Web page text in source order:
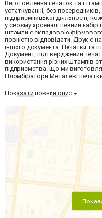
Виготовлення печаток та
устаткуванні, без
підприємницької діяльності,
у своєму арсеналі певний
штампи є складовою фірмового
повністю відповідати. Друк є
іншого документа. Печатки та
Документ, підтверджений
використання різних штампів
підприємства. Що ми
Пломбіратори Металеві
Показати повний опис